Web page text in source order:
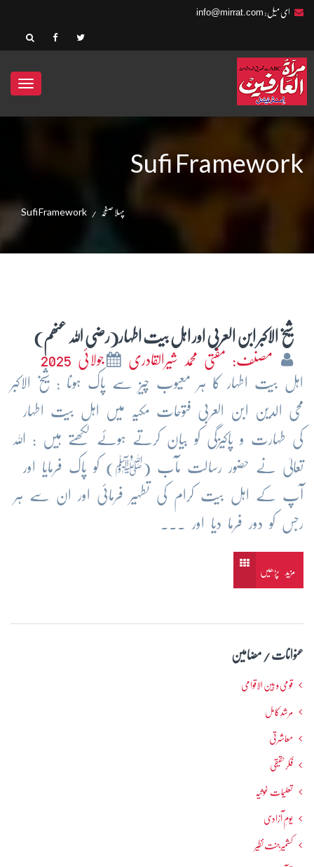
ای میل: info@mirrat.com
Sufi Framework
پہلا صفحہ Sufi Framework
شیخ الاکبر ابن العربی اور اہل بیت اطہار(رضی اللہ عنھم)
مصنف: مفتی محمد شیرالقادری
جولائی 2025
اہل بیت اطہار کا ہر معیوب چیز سے پاک ہونا : شیخ الاکبر
محی الدین ابن العربی فتوحات مکیہ میں اہل بیت اطہار
کی طہارت و پاکیزگی کو بیان کرتے ہوئے لکھتے ہیں : اللہ
تعالیٰ نے حضور رسالت مآب (ﷺ) کو پاک فرمایا اور
آپ کے اہل بیت کرام کی تطہیر فرمائی اور ان سے ہر
رجس کو دور فرما دیا اور ...
مزید پڑھیں
عنوانات / مضامین
قومی و بین الاقوامی
مرشدِ کامل
معاشرتی
فکرحقیقی
تعلیمات غوثیہ
یومِ آزادی
کشمیرجنت نظیر